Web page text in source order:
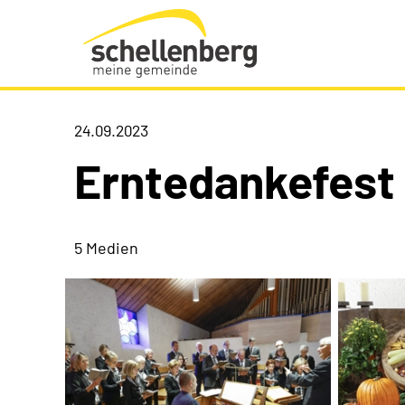
Gemeinde Schellenberg Startseite
24.09.2023
Erntedankefest
5 Medien